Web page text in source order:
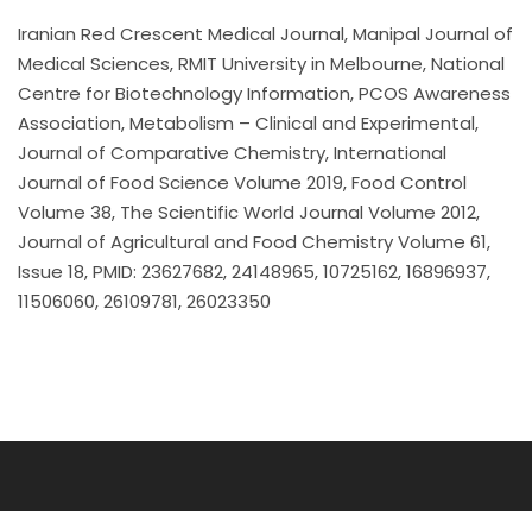
Iranian Red Crescent Medical Journal, Manipal Journal of
Medical Sciences, RMIT University in Melbourne, National
Centre for Biotechnology Information, PCOS Awareness
Association, Metabolism – Clinical and Experimental,
Journal of Comparative Chemistry, International
Journal of Food Science Volume 2019, Food Control
Volume 38, The Scientific World Journal Volume 2012,
Journal of Agricultural and Food Chemistry Volume 61,
Issue 18, PMID: 23627682, 24148965, 10725162, 16896937,
11506060, 26109781, 26023350